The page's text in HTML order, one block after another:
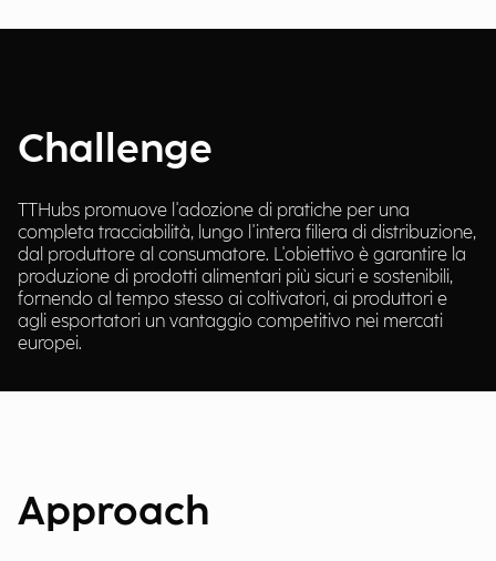
Challenge
TTHubs promuove l'adozione di pratiche per una
completa tracciabilità, lungo l'intera filiera di distribuzione,
dal produttore al consumatore. L'obiettivo è garantire la
produzione di prodotti alimentari più sicuri e sostenibili,
fornendo al tempo stesso ai coltivatori, ai produttori e
agli esportatori un vantaggio competitivo nei mercati
europei.
Approach